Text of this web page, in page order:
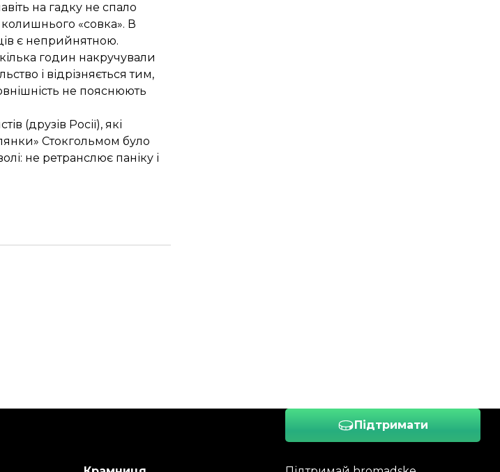
на гадку не спало
колишнього «совка». В
є неприйнятною.
кілька годин накручували
і відрізняється тим,
не пояснюють
(друзів Росії), які
Стокгольмом було
не ретранслює паніку і
Підтримати